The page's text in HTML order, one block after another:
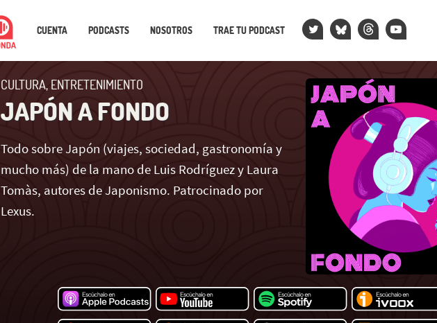
CUENTA PODCASTS NOSOTROS TRAE TU PODCAST
CULTURA, ENTRETENIMIENTO
JAPÓN A FONDO
Todo sobre Japón (viajes, sociedad, gastronomía y
mucho más) de la mano de Luis Rodríguez y Laura
Tomàs, autores de Japonismo. Patrocinado por
Lexus.